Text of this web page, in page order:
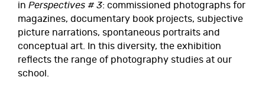
in Perspectives # 3: commissioned photographs for
magazines, documentary book projects, subjective
picture narrations, spontaneous portraits and
conceptual art. In this diversity, the exhibition
reflects the range of photography studies at our
school.